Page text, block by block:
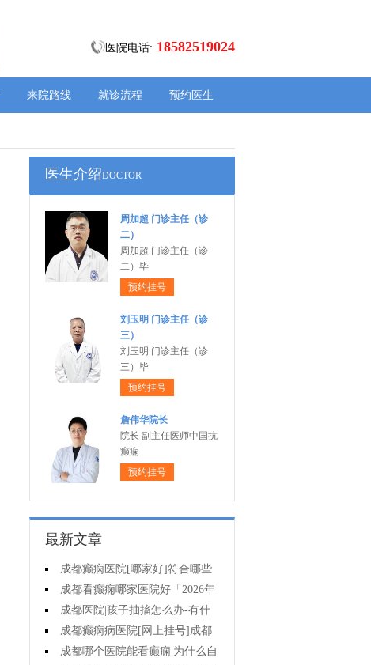
医院电话: 18582519024
来院路线 就诊流程 预约医生
医生介绍DOCTOR
周加超 门诊主任（诊
二）
周加超 门诊主任（诊
二）毕
预约挂号
刘玉明 门诊主任（诊
三）
刘玉明 门诊主任（诊
三）毕
预约挂号
詹伟华院长
院长 副主任医师中国抗
癫痫
预约挂号
最新文章
成都癫痫医院[哪家好]符合哪些
条件可减药、停药?
成都看癫痫哪家医院好「2026年
度公布」孩子高烧不退当心变成癫
痫!
成都医院|孩子抽搐怎么办-有什
么好的方法可以预防癫痫发作?
成都癫痫病医院[网上挂号]成都
哪里有治疗癫痫的中医?
成都哪个医院能看癫痫|为什么自